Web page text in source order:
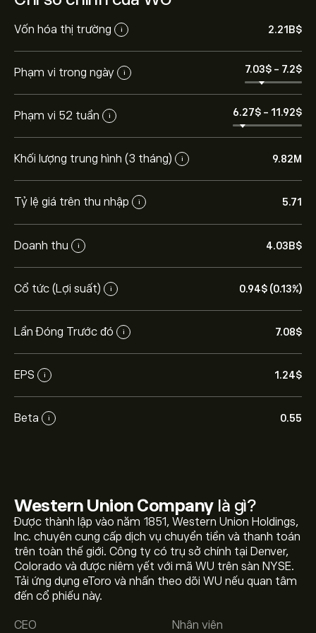
Vốn hóa thị trường i 2.21B‎$‎
Phạm vi trong ngày i 7.03‎$‎ - 7.2‎$‎
Phạm vi 52 tuần i 6.27‎$‎ - 11.92‎$‎
Khối lượng trung hình (3 tháng) i 9.82M
Tỷ lệ giá trên thu nhập i 5.71
Doanh thu i 4.03B‎$‎
Cổ tức (Lợi suất) i 0.94‎$‎ (0.13%)
Lần Đóng Trước đó i 7.08‎$‎
EPS i 1.24‎$‎
Beta i 0.55
Western Union Companylà gì?
Được thành lập vào năm 1851, Western Union Holdings,
Inc. chuyên cung cấp dịch vụ chuyển tiền và thanh toán
trên toàn thế giới. Công ty có trụ sở chính tại Denver,
Colorado và được niêm yết với mã WU trên sàn NYSE.
Tải ứng dụng eToro và nhấn theo dõi WU nếu quan tâm
đến cổ phiếu này.
CEO
Nhân viên
Giá WU hôm nay là 7.08‎$‎.